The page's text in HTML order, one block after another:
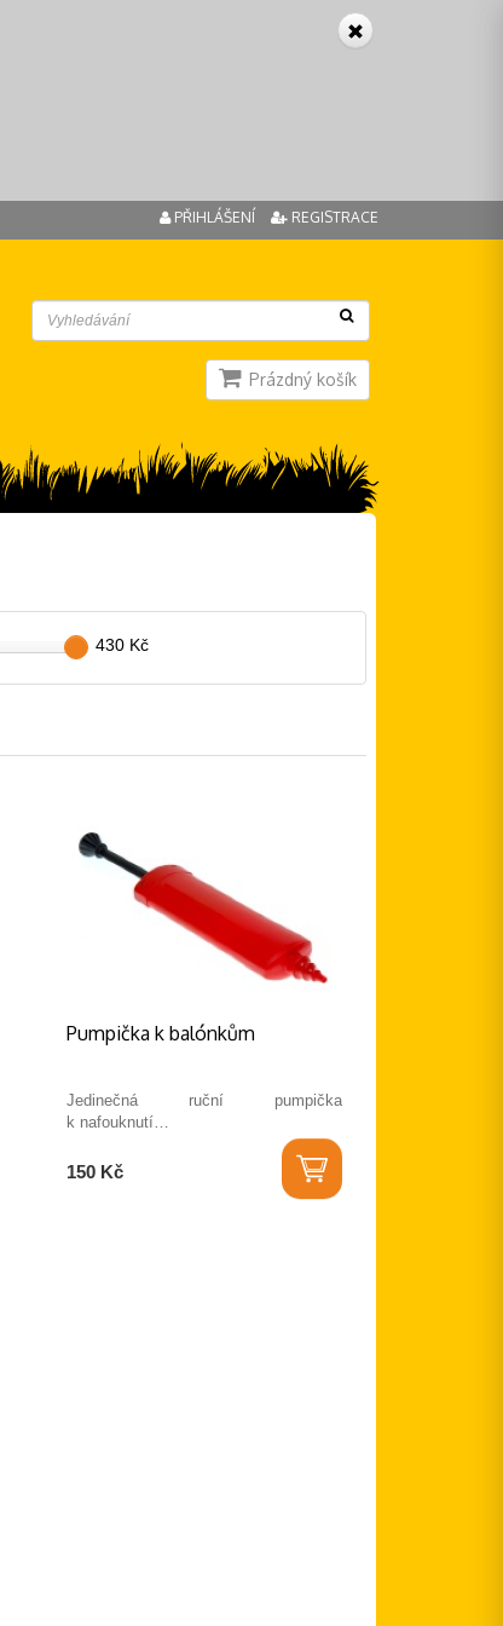
PŘIHLÁŠENÍ REGISTRACE
Prázdný košík
430 Kč
Pumpička k balónkům
Jedinečná ruční pumpička
k nafouknutí…
150 Kč